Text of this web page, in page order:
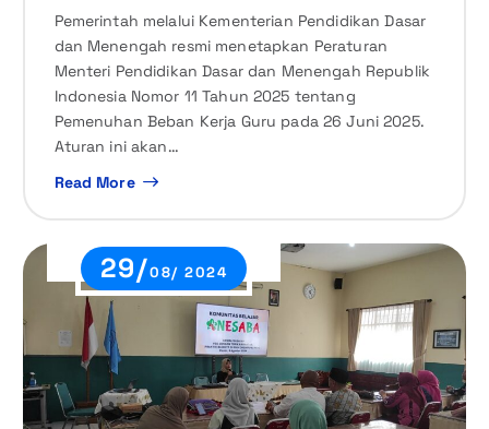
Pemerintah melalui Kementerian Pendidikan Dasar
dan Menengah resmi menetapkan Peraturan
Menteri Pendidikan Dasar dan Menengah Republik
Indonesia Nomor 11 Tahun 2025 tentang
Pemenuhan Beban Kerja Guru pada 26 Juni 2025.
Aturan ini akan…
Read More
29/08/ 2024